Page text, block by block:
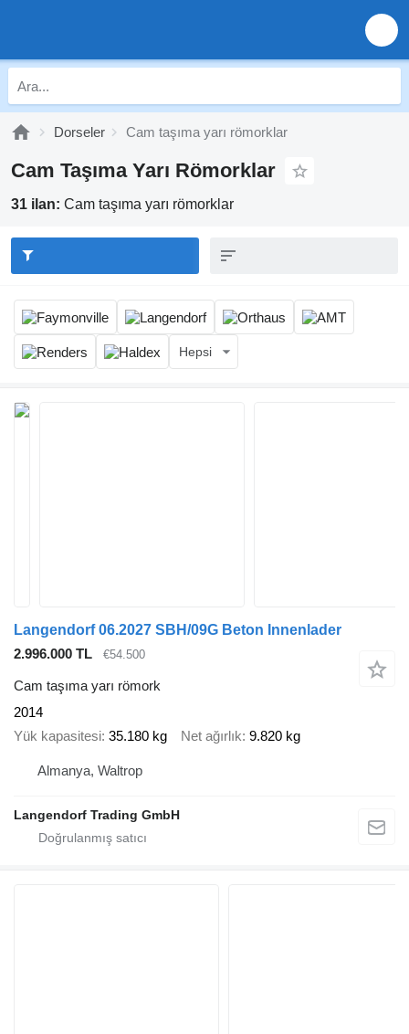
Dorseler Cam taşıma yarı römorklar
Cam Taşıma Yarı Römorklar
31 ilan: Cam taşıma yarı römorklar
Hepsi
Langendorf 06.2027 SBH/09G Beton Innenlader
2.996.000 TL
€54.500
Cam taşıma yarı römork
2014
Yük kapasitesi 35.180 kg Net ağırlık 9.820 kg
Almanya, Waltrop
Langendorf Trading GmbH